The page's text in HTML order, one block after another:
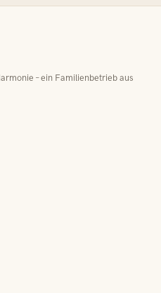
– ein Familienbetrieb aus